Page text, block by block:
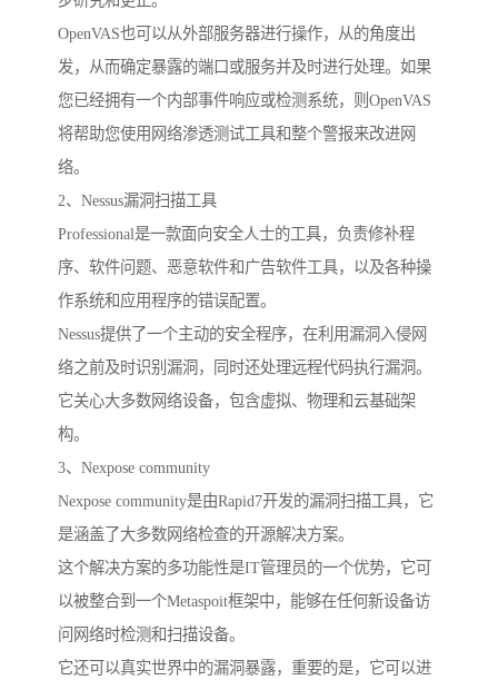
OpenVAS也可以从外部服务器进行操作，从的角度出
发，从而确定暴露的端口或服务并及时进行处理。如果
您已经拥有一个内部事件响应或检测系统，则OpenVAS
将帮助您使用网络渗透测试工具和整个警报来改进网
络。
2、Nessus漏洞扫描工具
Professional是一款面向安全人士的工具，负责修补程
序、软件问题、恶意软件和广告软件工具，以及各种操
作系统和应用程序的错误配置。
Nessus提供了一个主动的安全程序，在利用漏洞入侵网
络之前及时识别漏洞，同时还处理远程代码执行漏洞。
它关心大多数网络设备，包含虚拟、物理和云基础架
构。
3、Nexpose community
Nexpose community是由Rapid7开发的漏洞扫描工具，它
是涵盖了大多数网络检查的开源解决方案。
这个解决方案的多功能性是IT管理员的一个优势，它可
以被整合到一个Metaspoit框架中，能够在任何新设备访
问网络时检测和扫描设备。
它还可以真实世界中的漏洞暴露，重要的是，它可以进